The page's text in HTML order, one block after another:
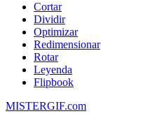
Cortar
Dividir
Optimizar
Redimensionar
Rotar
Leyenda
Flipbook
MISTERGIF.com